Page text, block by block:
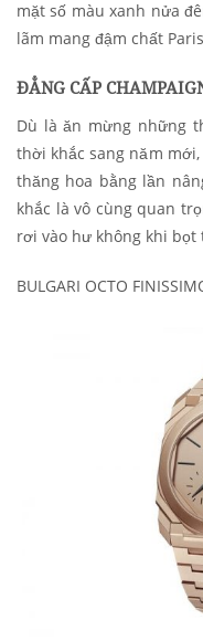
mặt số màu xanh nửa
lãm mang đậm chất
ĐẲNG CẤP
Dù là ăn mừng những
thời khắc sang năm
thăng hoa bằng lần
khắc là vô cùng quan
rơi vào hư không khi
BULGARI OCTO